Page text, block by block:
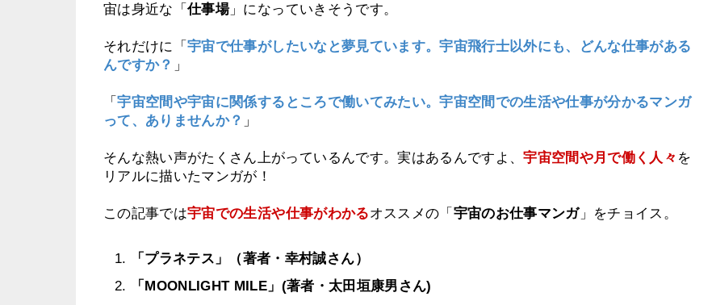
宙は身近な「仕事場」になっていきそうです。
それだけに 「宇宙で仕事がしたいなと夢見ています。宇宙飛行士以外にも、どんな仕事がある
んですか？ 」
「宇宙空間や宇宙に関係するところで働いてみたい。宇宙空間での生活や仕事が分かるマンガ
って、ありませんか？ 」
そんな熱い声がたくさん上がっているんです。実はあるんですよ、宇宙空間や月で働く人々 を
リアルに描いたマンガが！
この記事では宇宙での生活や仕事がわかるオススメの「 宇宙のお仕事マンガ」をチョイス。
「プラネテス」（著者・幸村誠さん）
「MOONLIGHT MILE」(著者・太田垣康男さん)